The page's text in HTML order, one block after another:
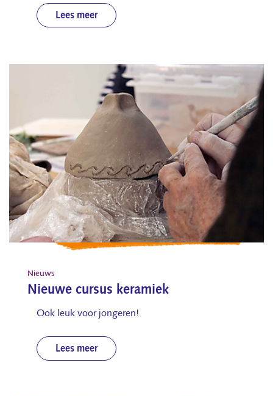
Lees meer
Nieuws
Nieuwe cursus keramiek
Ook leuk voor jongeren!
Lees meer